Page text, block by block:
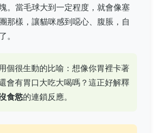
。當毛球大到一定程度，就會像塞
那樣，讓貓咪感到噁心、腹脹，自
。
個很生動的比喻：想像你胃裡卡著
會有胃口大吃大喝嗎？這正好解釋
食慾的連鎖反應。